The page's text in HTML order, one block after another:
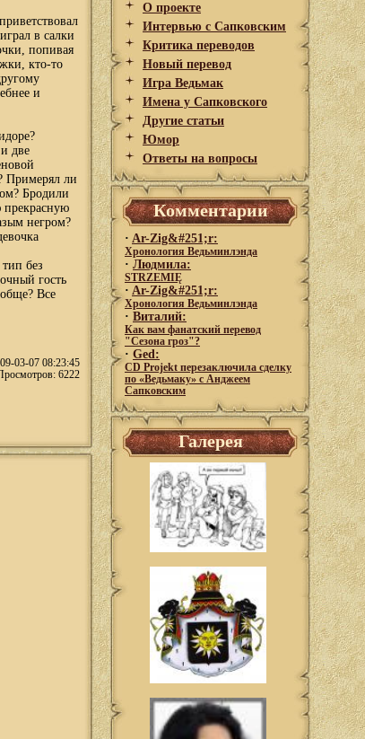
в салки
попивая
кто-то
и
две
Примерял ли
Бродили
негром?
без
гость
Все
03-07 08:23:45
6222
О проекте
Интервью с Сапковским
Критика переводов
Новый перевод
Игра Ведьмак
Имена у Сапковского
Другие статьи
Юмор
Ответы на вопросы
Комментарии
· Ar-Zig&#251;r:
Хронология Ведьминлэнда
· Людмила:
STRZEMIĘ
· Ar-Zig&#251;r:
Хронология Ведьминлэнда
· Виталий:
Как вам фанатский перевод
"Сезона гроз"?
· Ged:
CD Projekt перезаключила сделку
по «Ведьмаку» с Анджеем
Сапковским
Галерея